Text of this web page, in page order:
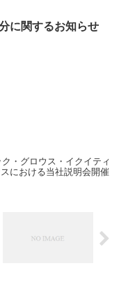
に関するお知らせ
・グロウス・イクイティ
における当社説明会開催